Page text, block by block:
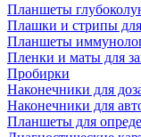
Планшеты
Плашки и стрипы
Планшеты
Пленки и маты для
Пробирки
Наконечники для
Наконечники для
Планшеты для